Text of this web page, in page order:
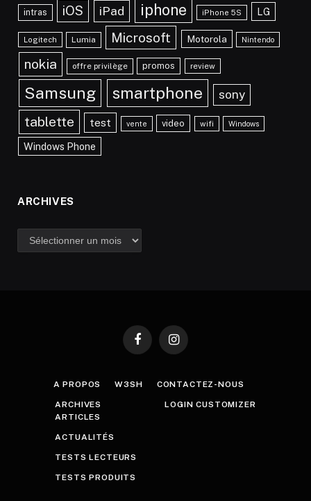
intras iOS iPad iphone iPhone 5S LG
Logitech Lumia Microsoft Motorola Nintendo
nokia offre privilège promos review
Samsung smartphone sony
tablette test vente video wifi Windows
Windows Phone
ARCHIVES
Archives
FacebookInstagram
A PROPOS W3SH CONTACTEZ-NOUS
ARCHIVES
ARTICLES
ACTUALITÉS
TESTS LECTEURS
TESTS PRODUITS
LOGIN CUSTOMIZER